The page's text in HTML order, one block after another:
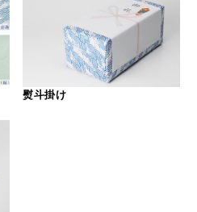
熨斗掛け